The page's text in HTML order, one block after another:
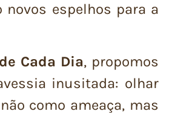
novos espelhos para a
Cada Dia, propomos
inusitada: olhar
como ameaça, mas